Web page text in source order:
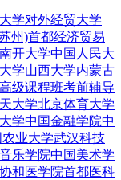
学对外经贸大学
州)首都经济贸易
南开大学中国人民大
学山西大学内蒙古
高级课程班考前辅导
大学北京体育大学
学中国金融学院中
业大学武汉科技
乐学院中国美术学
和医学院首都医科